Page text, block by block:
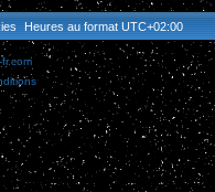
Heures au format UTC+02:00